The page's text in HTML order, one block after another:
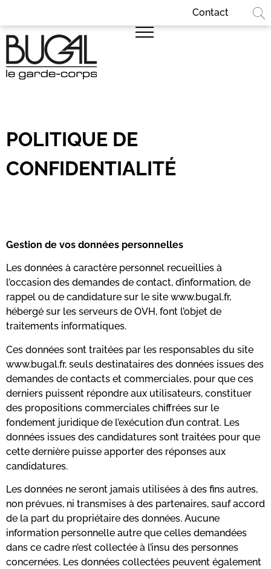
Contact
POLITIQUE DE
CONFIDENTIALITÉ
Gestion de vos données personnelles
Les données à caractère personnel recueillies à
l’occasion des demandes de contact, d’information, de
rappel ou de candidature sur le site www.bugal.fr,
hébergé sur les serveurs de OVH, font l’objet de
traitements informatiques.
Ces données sont traitées par les responsables du site
www.bugal.fr, seuls destinataires des données issues des
demandes de contacts et commerciales, pour que ces
derniers puissent répondre aux utilisateurs, constituer
des propositions commerciales chiffrées sur le
fondement juridique de l’exécution d’un contrat. Les
données issues des candidatures sont traitées pour que
cette dernière puisse apporter des réponses aux
candidatures.
Les données ne seront jamais utilisées à des fins autres,
non prévues, ni transmises à des partenaires, sauf accord
de la part du propriétaire des données. Aucune
information personnelle autre que celles demandées
dans ce cadre n’est collectée à l’insu des personnes
concernées. Les données collectées peuvent également